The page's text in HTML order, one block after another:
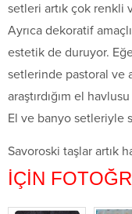
setleri artık çok renkli
Ayrıca dekoratif
estetik de duruyor.
setlerinde pastoral ve
araştırdığım el
El ve banyo setleriyle
Savoroski taşlar artık
İÇİN